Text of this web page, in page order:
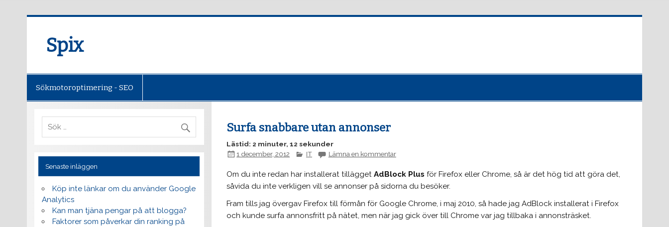
Spix
Sökmotoroptimering - SEO
Surfa snabbare utan annonser
Lästid: 2 minuter, 12 sekunder
1 december, 2012
IT Lämna en kommentar
Om du inte redan har installerat tillägget AdBlock Plus för Firefox eller Chrome, så är det hög tid att göra det,
såvida du inte verkligen vill se annonser på sidorna du besöker.
Fram tills jag övergav Firefox till förmån för Google Chrome, i maj 2010, så hade jag AdBlock installerat i Firefox
och kunde surfa annonsfritt på nätet, men när jag gick över till Chrome var jag tillbaka i annonsträsket.
Senaste inläggen
Köp inte länkar om du använder Google
Analytics
Kan man tjäna pengar på att blogga?
Faktorer som påverkar din ranking på